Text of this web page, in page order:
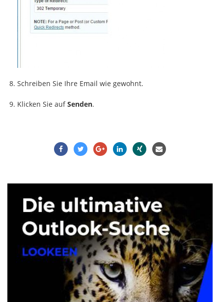
Schreiben Sie Ihre Email wie gewohnt.
Klicken Sie aufSenden.